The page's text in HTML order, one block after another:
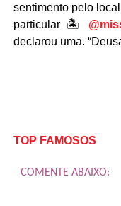
sentimento pelo
particular 🏝️
declarou uma.
TOP FAMOSOS
COMENTE ABAIXO: